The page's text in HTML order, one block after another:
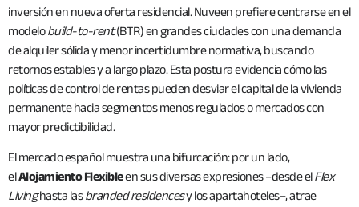
inversión en nueva oferta residencial. Nuveen prefiere centrarse en el
modelobuild-to-rent(BTR) en grandes ciudades con una demanda
de alquiler sólida y menor incertidumbre normativa, buscando
retornos estables y a largo plazo. Esta postura evidencia cómo las
políticas de control de rentas pueden desviar el capital de la vivienda
permanente hacia segmentos menos regulados o mercados con
mayor predictibilidad.
El mercado español muestra una bifurcación: por un lado,
elAlojamiento Flexibleen sus diversas expresiones –desde elFlex
Livinghasta lasbranded residencesy los apartahoteles–, atrae